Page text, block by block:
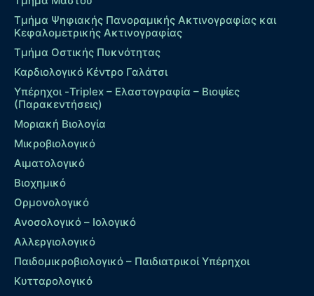
Τμήμα Ψηφιακής Πανοραμικής Ακτινογραφίας και
Κεφαλομετρικής Ακτινογραφίας
Τμήμα Οστικής Πυκνότητας
Καρδιολογικό Κέντρο Γαλάτσι
Υπέρηχοι -Triplex – Eλαστογραφία – Βιοψίες
(Παρακεντήσεις)
Μοριακή Βιολογία
Μικροβιολογικό
Αιματολογικό
Βιοχημικό
Ορμονολογικό
Ανοσολογικό – Ιολογικό
Αλλεργιολογικό
Παιδομικροβιολογικό – Παιδιατρικοί Υπέρηχοι
Κυτταρολογικό